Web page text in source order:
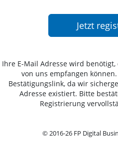
Ihre E-Mail Adresse wird
von uns empfangen
Bestätigungslink, da wir
Adresse existiert. Bitte
Registrierung
© 2016-26 FP Digital